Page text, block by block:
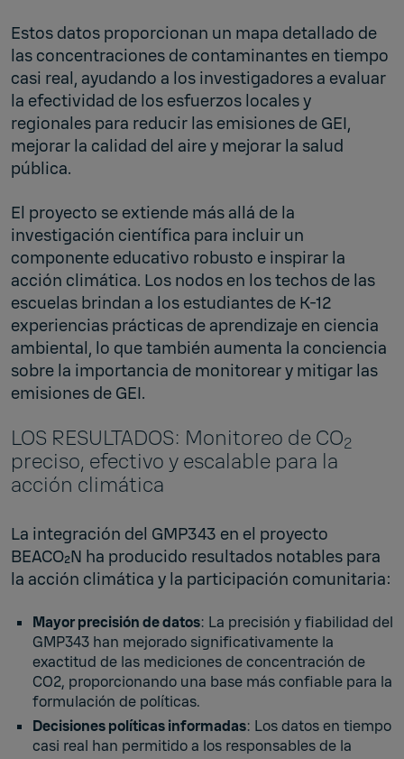
Estos datos proporcionan un mapa detallado de
las concentraciones de contaminantes en tiempo
casi real, ayudando a los investigadores a evaluar
la efectividad de los esfuerzos locales y
regionales para reducir las emisiones de GEI,
mejorar la calidad del aire y mejorar la salud
pública.
El proyecto se extiende más allá de la
investigación científica para incluir un
componente educativo robusto e inspirar la
acción climática. Los nodos en los techos de las
escuelas brindan a los estudiantes de K-12
experiencias prácticas de aprendizaje en ciencia
ambiental, lo que también aumenta la conciencia
sobre la importancia de monitorear y mitigar las
emisiones de GEI.
LOS RESULTADOS: Monitoreo de CO2
preciso, efectivo y escalable para la
acción climática
La integración del GMP343 en el proyecto
BEACO₂N ha producido resultados notables para
la acción climática y la participación comunitaria:
Mayor precisión de datos: La precisión y fiabilidad del
GMP343 han mejorado significativamente la
exactitud de las mediciones de concentración de
CO2, proporcionando una base más confiable para la
formulación de políticas.
Decisiones políticas informadas: Los datos en tiempo
casi real han permitido a los responsables de la